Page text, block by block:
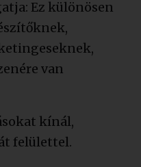
Ez különösen
van
kínál,
felülettel.